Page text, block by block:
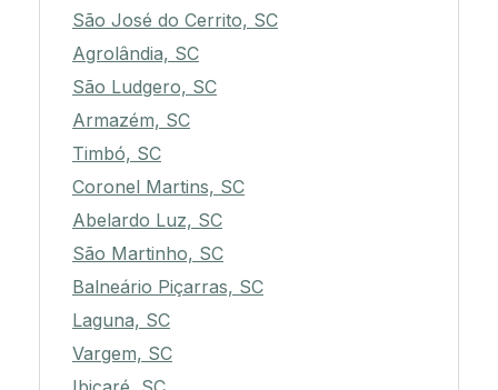
São José do Cerrito, SC
Agrolândia, SC
São Ludgero, SC
Armazém, SC
Timbó, SC
Coronel Martins, SC
Abelardo Luz, SC
São Martinho, SC
Balneário Piçarras, SC
Laguna, SC
Vargem, SC